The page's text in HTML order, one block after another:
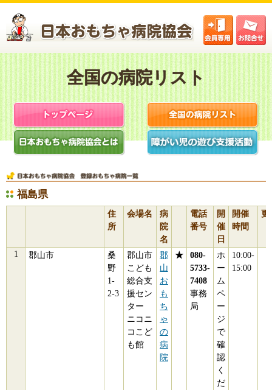
福島県
住
所
会場名
病
院
名
電話
番号
開
催
日
開催
時間
更
郡山市
桑
野
1-
2-3
郡山市
こども
総合支
援セン
ター
ニコニ
コこど
も館
郡
山
お
も
ち
ゃ
の
病
院
★
080-
5733-
7408
事務
局
ホ
ー
ム
ペ
ー
ジ
で
確
認
く
だ
10:00-
15:00